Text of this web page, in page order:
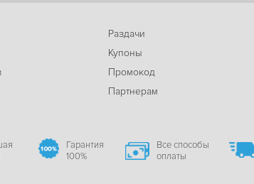
Раздачи
Купоны
Промокод
Партнерам
Гарантия
100%
Все способы
оплаты